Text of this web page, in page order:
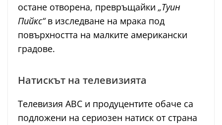
остане отворена, превръщайки „Туин
Пийкс“в изследване на мрака под
повърхността на малките американски
градове.
Натискът на телевизията
Телевизия ABC и продуцентите обаче са
подложени на сериозен натиск от страна